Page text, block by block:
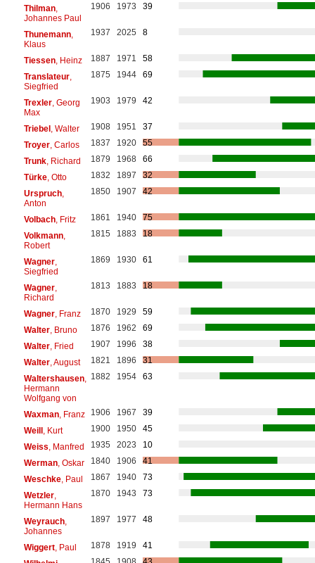
Thilman,
Johannes Paul
1906 1973 39
Thunemann,
Klaus
1937 2025 8
Tiessen, Heinz 1887 1971
58
Translateur,
Siegfried
1875 1944 69
Trexler, Georg
Max
1903 1979 42
Triebel, Walter 1908 1951
37
Troyer, Carlos 1837 1920
55
Trunk, Richard 1879 1968
66
Türke, Otto 1832 1897
32
Urspruch,
Anton
1850 1907 42
Volbach, Fritz 1861 1940
75
Volkmann,
Robert
1815 1883 18
Wagner,
Siegfried
1869 1930 61
Wagner,
Richard
1813 1883 18
Wagner, Franz 1870 1929
59
Walter, Bruno 1876 1962
69
Walter, Fried 1907 1996
38
Walter, August 1821 1896
31
Waltershausen,
Hermann
Wolfgang von
1882 1954 63
Waxman, Franz 1906 1967
39
Weill, Kurt 1900 1950
45
Weiss , Manfred 1935 2023
10
Werman, Oskar 1840 1906
41
Weschke, Paul 1867 1940
73
Wetzler,
Hermann Hans
1870 1943 73
Weyrauch,
Johannes
1897 1977 48
Wiggert, Paul 1878 1919
41